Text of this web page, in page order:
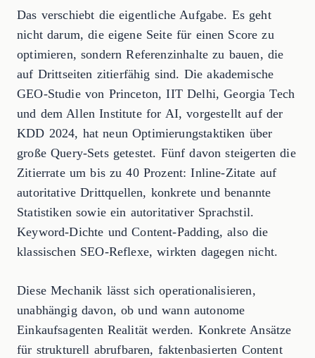
Das verschiebt die eigentliche Aufgabe. Es geht
nicht darum, die eigene Seite für einen Score zu
optimieren, sondern Referenzinhalte zu bauen, die
auf Drittseiten zitierfähig sind. Die akademische
GEO-Studie von Princeton, IIT Delhi, Georgia Tech
und dem Allen Institute for AI, vorgestellt auf der
KDD 2024, hat neun Optimierungstaktiken über
große Query-Sets getestet. Fünf davon steigerten die
Zitierrate um bis zu 40 Prozent: Inline-Zitate auf
autoritative Drittquellen, konkrete und benannte
Statistiken sowie ein autoritativer Sprachstil.
Keyword-Dichte und Content-Padding, also die
klassischen SEO-Reflexe, wirkten dagegen nicht.
Diese Mechanik lässt sich operationalisieren,
unabhängig davon, ob und wann autonome
Einkaufsagenten Realität werden. Konkrete Ansätze
für strukturell abrufbaren, faktenbasierten Content